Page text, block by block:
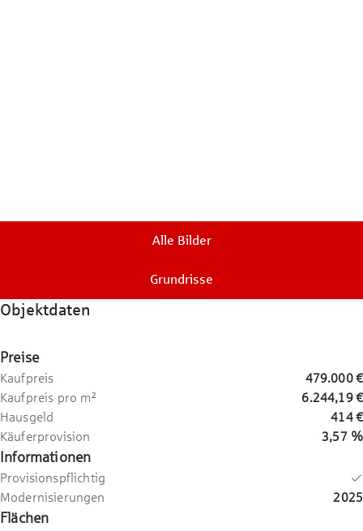
Alle Bilder
Grundrisse
Objektdaten
Preise
Kaufpreis
479.000 €
Kaufpreis pro m²
6.244,19 €
Hausgeld
414 €
Käuferprovision
3,57 %
Informationen
Provisionspflichtig
Modernisierungen
2025
Flächen